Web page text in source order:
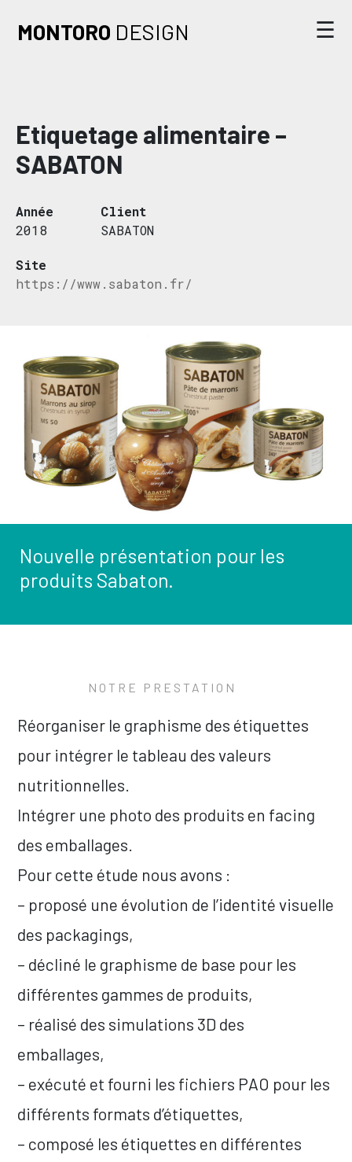
MONTORO DESIGN ☰
Nos projets
Etiquetage alimentaire –
SABATON
Année
2018
Client
SABATON
Site
https://www.sabaton.fr/
Nouvelle présentation pour les
produits Sabaton.
NOTRE PRESTATION
Réorganiser le graphisme des étiquettes
pour intégrer le tableau des valeurs
nutritionnelles.
Intégrer une photo des produits en facing
des emballages.
Pour cette étude nous avons :
– proposé une évolution de l’identité visuelle
des packagings,
– décliné le graphisme de base pour les
différentes gammes de produits,
– réalisé des simulations 3D des
emballages,
– exécuté et fourni les fichiers PAO pour les
différents formats d’étiquettes,
– composé les étiquettes en différentes